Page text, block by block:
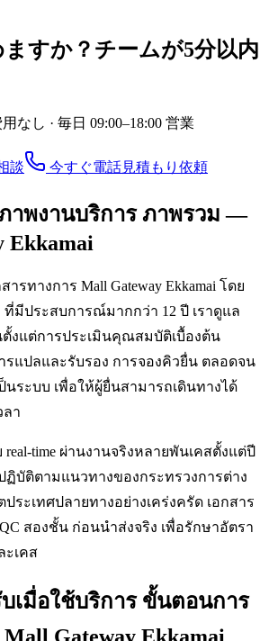
すか？チームが5分以内
なし · 毎日 09:00–18:00 営業
談 今すぐ電話見積もり依頼
าพงานบริการ ภาพรวม —
Ekkamai
รทางการ Mall Gateway Ekkamai โดย
มีประสบการณ์มากกว่า 12 ปี เราดูแล
งแต่การประเมินคุณสมบัติเบื้องต้น
รแปลและรับรอง การจองคิวยื่น ตลอดจน
นระบบ เพื่อให้ผู้ยื่นสามารถเดินทางได้
ลา
time ผ่านงานจริงหลายพันเคสตั้งแต่ปี
ฏิบัติตามแนวทางของกระทรวงการต่าง
ระเทศปลายทางอย่างเคร่งครัด เอกสาร
สองชั้น ก่อนนำส่งจริง เพื่อรักษาอัตรา
ะเคส
เมื่อใช้บริการ ขั้นตอนการ
Gateway Ekkamai